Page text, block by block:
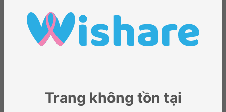
Trang không tồn tại